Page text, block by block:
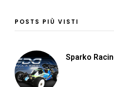
POSTS PIÙ VISTI
Sparko